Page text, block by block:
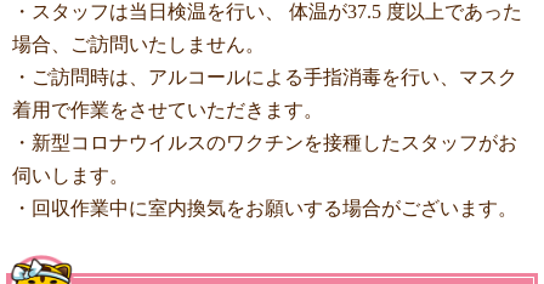
・スタッフは当日検温を行い、 体温が37.5 度以上であった
場合、ご訪問いたしません。
・ご訪問時は、アルコールによる手指消毒を行い、マスク
着用で作業をさせていただきます。
・新型コロナウイルスのワクチンを接種したスタッフがお
伺いします。
・回収作業中に室内換気をお願いする場合がございます。